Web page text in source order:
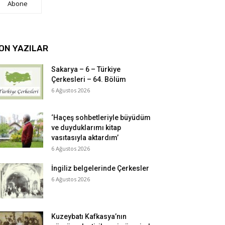
Abone
YAZILAR
Sakarya – 6 – Türkiye
Çerkesleri – 64. Bölüm
6 Ağustos 2026
‘Haçeş sohbetleriyle büyüdüm
ve duyduklarımı kitap
vasıtasıyla aktardım’
6 Ağustos 2026
İngiliz belgelerinde Çerkesler
6 Ağustos 2026
Kuzeybatı Kafkasya’nın